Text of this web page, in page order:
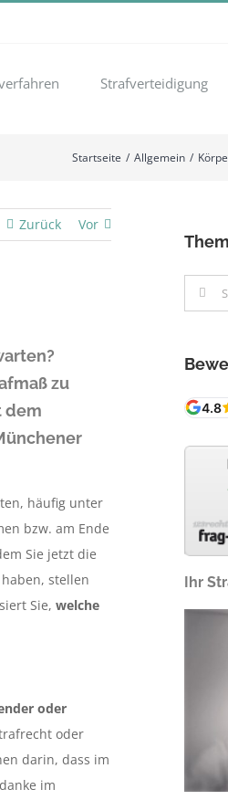
Strafverteidigung
Startseite Allgemein
Zurück Vor
zu
dem
häufig unter
bzw. am Ende
Sie jetzt die
stellen
Sie, welche
oder
oder
darin, dass im
im
Suche
nach:
Ihr